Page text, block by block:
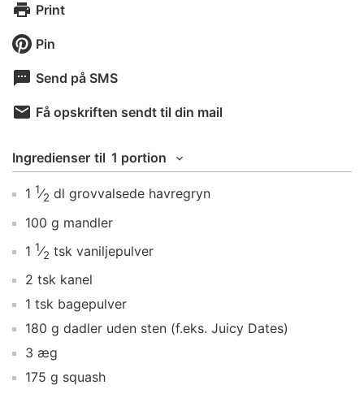
Print
Pin
Send på SMS
Få opskriften sendt til din mail
Ingredienser til 1 portion
1 1⁄2 dl grovvalsede havregryn
100 g mandler
1 1⁄2 tsk vaniljepulver
2 tsk kanel
1 tsk bagepulver
180 g dadler uden sten (f.eks. Juicy Dates)
3 æg
175 g squash